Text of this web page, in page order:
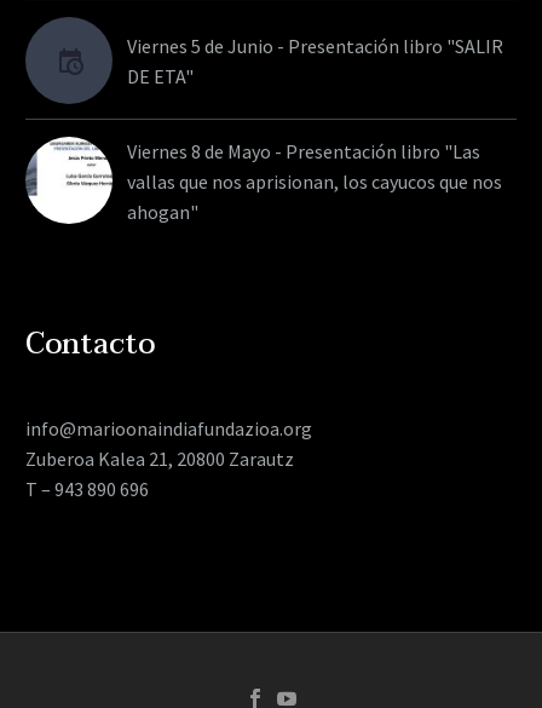
Viernes 5 de Junio - Presentación libro "SALIR
DE ETA"
Viernes 8 de Mayo - Presentación libro "Las
vallas que nos aprisionan, los cayucos que nos
ahogan"
Contacto
info@marioonaindiafundazioa.org
Zuberoa Kalea 21, 20800 Zarautz
T – 943 890 696